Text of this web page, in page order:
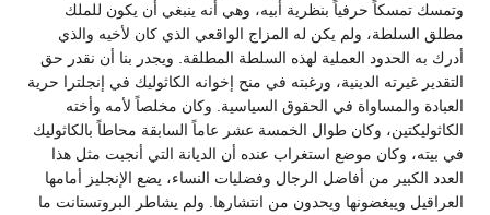
وتمسك تمسكاً حرفياً بنظرية أبيه، وهي أنه ينبغي أن يكون للملك
مطلق السلطة، ولم يكن له المزاج الواقعي الذي كان لأخيه والذي
أدرك به الحدود العملية لهذه السلطة المطلقة. ويجدر بنا أن نقدر حق
التقدير غيرته الدينية، ورغبته في منح إخوانه الكاثوليك في إنجلترا حرية
العبادة والمساواة في الحقوق السياسية. وكان مخلصاً لأمه وأخته
الكاثوليكتين، وكان طوال الخمسة عشر عاماً السابقة محاطاً بالكاثوليك
في بيته، وكان موضع استغراب عنده أن الديانة التي أنجبت مثل هذا
العدد الكبير من أفاضل الرجال وفضليات النساء، يضع الإنجليز أمامها
العراقيل ويبغضونها ويحدون من انتشارها. ولم يشاطر البروتستانت ما